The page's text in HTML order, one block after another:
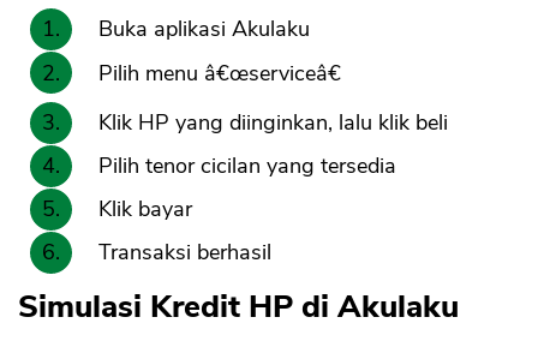
Buka aplikasi Akulaku
Pilih menu â€œserviceâ€
Klik HP yang diinginkan, lalu klik beli
Pilih tenor cicilan yang tersedia
Klik bayar
Transaksi berhasil
Simulasi Kredit HP di Akulaku